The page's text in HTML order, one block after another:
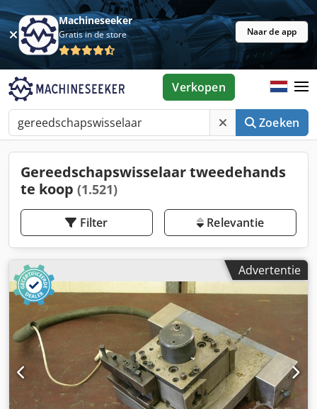
Machineseeker
Gratis in de store Naar de app
Zoeken
Verkopen
Gereedschapswisselaar tweedehands
te koop (1.521)
Filter Relevantie
Advertentie